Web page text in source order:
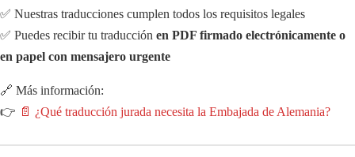
✅ Nuestras traducciones cumplen todos los requisitos legales
✅ Puedes recibir tu traducción en PDF firmado electrónicamente o
en papel con mensajero urgente
🔗 Más información:
👉 📄 ¿Qué traducción jurada necesita la Embajada de Alemania?